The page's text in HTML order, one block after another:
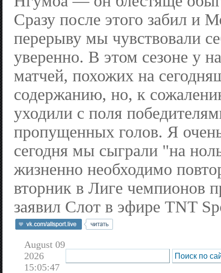
Сразу после этого забил и
перерыву мы чувствовали
уверенно. В этом сезоне у
матчей, похожих на
содержанию, но, к
уходили с поля
пропущенных голов. Я
сегодня мы сыграли "на
жизненно необходимо
вторник в Лиге
заявил Слот в эфире TNT
August 09
2026
15:05:47